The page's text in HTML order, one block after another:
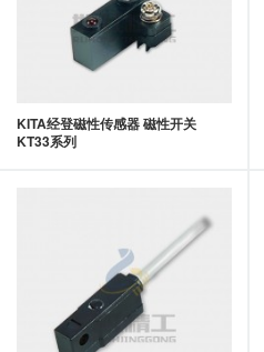
KITA经登磁性传感器 磁性开关
KT33系列